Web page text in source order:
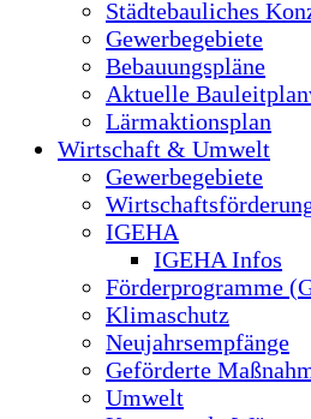
Städtebauliches
Gewerbegebiete
Bebauungspläne
Aktuelle
Lärmaktionsplan
Wirtschaft & Umwelt
Gewerbegebiete
IGEHA
IGEHA Infos
Förderprogramme
Klimaschutz
Neujahrsempfänge
Geförderte
Umwelt